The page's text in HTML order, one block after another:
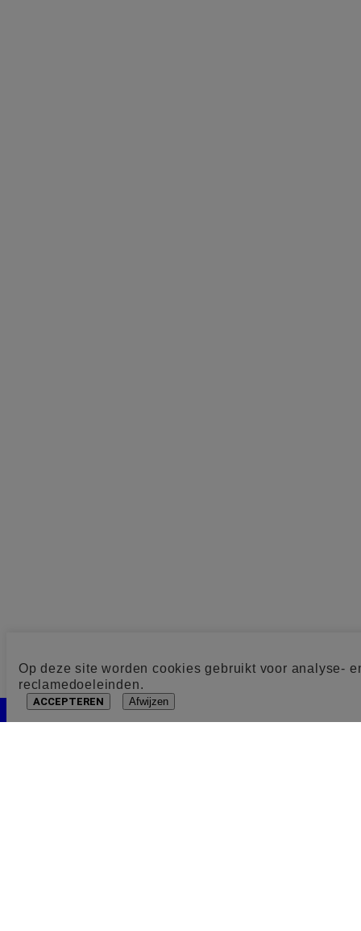
Op deze site worden cookies gebruikt voor analyse-
reclamedoeleinden.
ACCEPTEREN Afwijzen
Cookie toestemming